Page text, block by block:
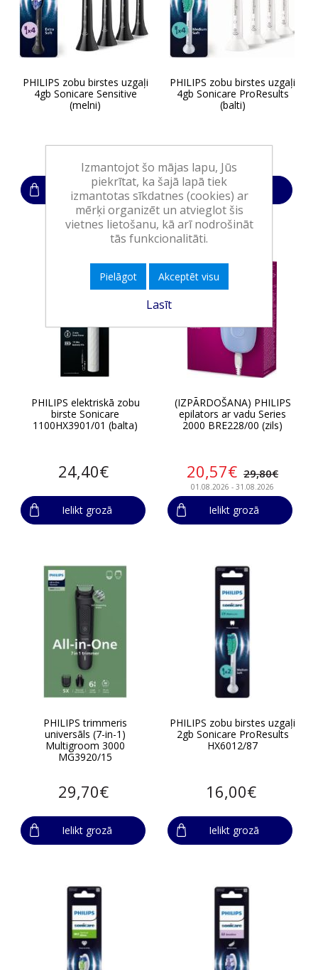
PHILIPS zobu birstes uzgaļi
4gb Sonicare Sensitive
(melni)
33,00€
Ielikt grozā
PHILIPS zobu birstes uzgaļi
4gb Sonicare ProResults
(balti)
26,00€
Ielikt grozā
PHILIPS elektriskā zobu
birste Sonicare
1100HX3901/01 (balta)
24,40€
Ielikt grozā
IZPĀRDOŠANA
(IZPĀRDOŠANA) PHILIPS
epilators ar vadu Series
2000 BRE228/00 (zils)
20,57€ 29,80€
01.08.2026 - 31.08.2026
Ielikt grozā
PHILIPS trimmeris
universāls (7-in-1)
Multigroom 3000
MG3920/15
29,70€
Ielikt grozā
PHILIPS zobu birstes uzgaļi
2gb Sonicare ProResults
HX6012/87
16,00€
Ielikt grozā
Izmantojot šo mājas lapu, Jūs
piekrītat, ka šajā lapā tiek
izmantotas sīkdatnes (cookies) ar
mērķi organizēt un atvieglot šis
vietnes lietošanu, kā arī nodrošināt
tās funkcionalitāti.
Pielāgot Akceptēt visu
Lasīt